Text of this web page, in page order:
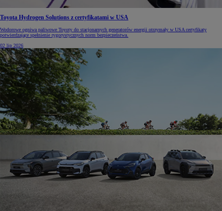
Toyota Hydrogen Solutions z certyfikatami w USA
Wodorowe ogniwa paliwowe Toyoty do stacjonarnych generatorów energii otrzymały w USA certyfikaty
potwierdzające spełnienie rygorystycznych norm bezpieczeństwa.
02 lip 2026